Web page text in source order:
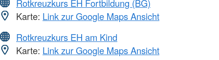
Rotkreuzkurs EH Fortbildung (BG)
Karte: Link zur Google Maps Ansicht
Rotkreuzkurs EH am Kind
Karte: Link zur Google Maps Ansicht